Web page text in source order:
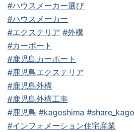
#ハウスメーカー選び
#ハウスメーカー
#エクステリア #外構
#カーポート
#鹿児島カーポート
#鹿児島エクステリア
#鹿児島外構
#鹿児島外構工事
#鹿児島 #kagoshima #share_kago
#インフォメーション住宅産業